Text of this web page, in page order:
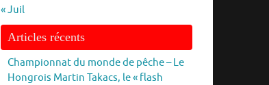
« Juil
Articles récents
Championnat du monde de pêche – Le
Hongrois Martin Takacs, le « flash